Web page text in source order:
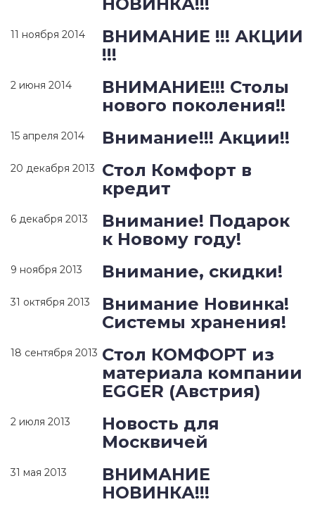
11 ноября 2014
ВНИМАНИЕ !!! АКЦИИ
!!!
2 июня 2014
ВНИМАНИЕ!!! Столы
нового поколения!!
15 апреля 2014 Внимание!!! Акции!!
20 декабря 2013
Стол Комфорт в
кредит
6 декабря 2013
Внимание! Подарок
к Новому году!
9 ноября 2013 Внимание, скидки!
31 октября 2013
Внимание Новинка!
Системы хранения!
18 сентября 2013 Стол КОМФОРТ из
материала компании
EGGER (Австрия)
2 июля 2013
Новость для
Москвичей
31 мая 2013
ВНИМАНИЕ
НОВИНКА!!!